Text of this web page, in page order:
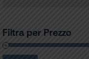
Filtra per Prezzo